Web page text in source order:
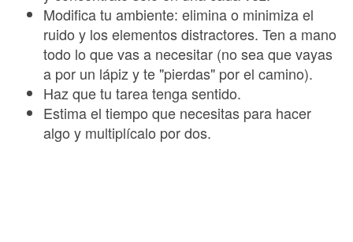
Modifica tu ambiente: elimina o minimiza el
ruido y los elementos distractores. Ten a mano
todo lo que vas a necesitar (no sea que vayas
a por un lápiz y te "pierdas" por el camino).
Haz que tu tarea tenga sentido.
Estima el tiempo que necesitas para hacer
algo y multiplícalo por dos.